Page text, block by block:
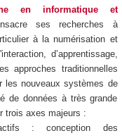
en informatique et
ses recherches à
à la numérisation et
d’apprentissage,
approches traditionnelles
les nouveaux systèmes de
de données à très grande
trois axes majeurs :
: conception des